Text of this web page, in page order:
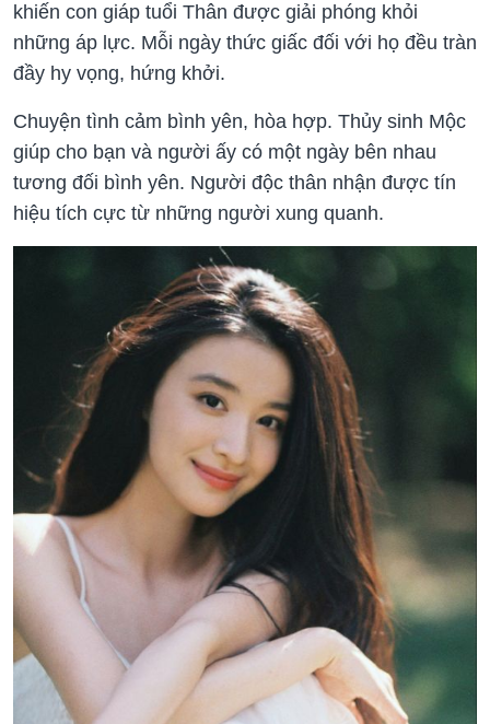
khiến con giáp tuổi Thân được giải phóng khỏi
những áp lực. Mỗi ngày thức giấc đối với họ đều tràn
đầy hy vọng, hứng khởi.
Chuyện tình cảm bình yên, hòa hợp. Thủy sinh Mộc
giúp cho bạn và người ấy có một ngày bên nhau
tương đối bình yên. Người độc thân nhận được tín
hiệu tích cực từ những người xung quanh.